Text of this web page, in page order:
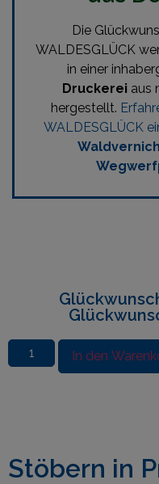
Die
WALDESGLÜCK
in einer
Druckereiaus
hergestellt.
WALDESGLÜCK
In den
Stöbern in